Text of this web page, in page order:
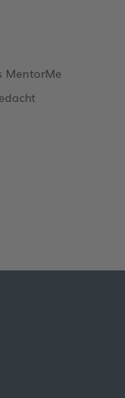
MentorMe